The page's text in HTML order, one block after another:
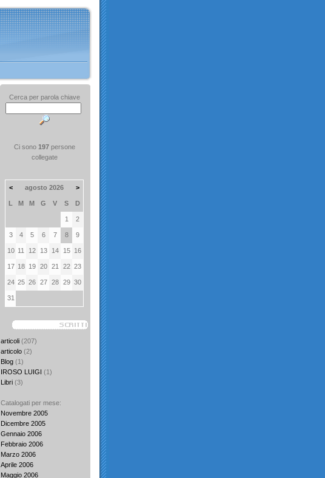
Cerca per parola chiave
Ci sono197 persone
collegate
< agosto 2026 >
L M M G V S D
1 2
3 4 5 6 7 8 9
10 11 12 13 14 15 16
17 18 19 20 21 22 23
24 25 26 27 28 29 30
31
articoli (207)
articolo (2)
Blog (1)
IROSO LUIGI (1)
Libri (3)
Catalogati per mese:
Novembre 2005
Dicembre 2005
Gennaio 2006
Febbraio 2006
Marzo 2006
Aprile 2006
Maggio 2006